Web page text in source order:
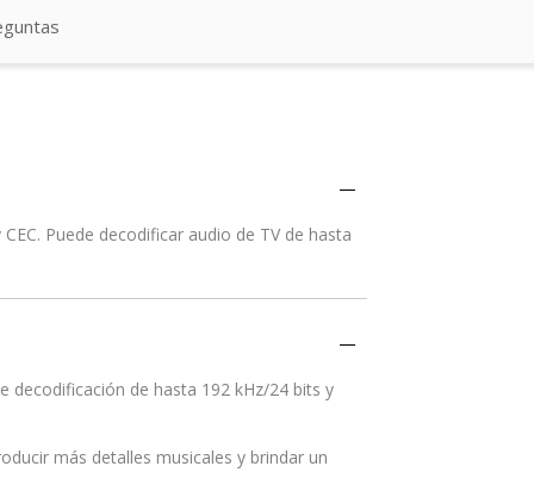
Puede decodificar audio de TV de hasta
decodificación de hasta 192 kHz/24 bits y
más detalles musicales y brindar un